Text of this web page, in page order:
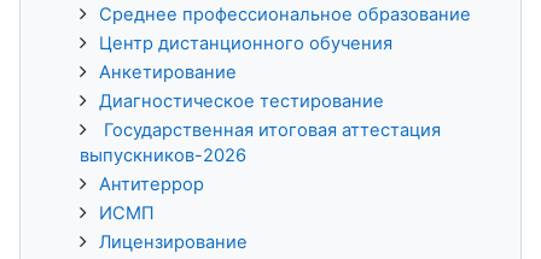
Среднее профессиональное образование
Центр дистанционного обучения
Анкетирование
Диагностическое тестирование
Государственная итоговая аттестация
выпускников-2026
Антитеррор
ИСМП
Лицензирование